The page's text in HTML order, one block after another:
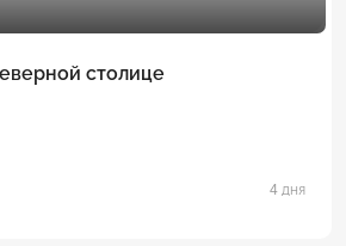
столице
4 дня